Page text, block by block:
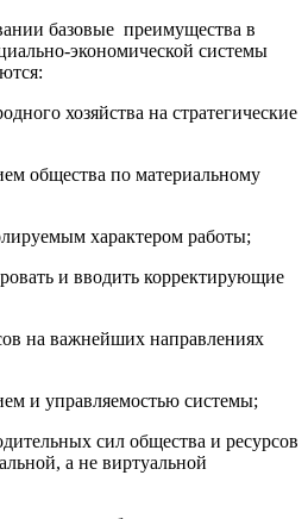
базовые преимущества в
экономической системы
хозяйства на стратегические
общества по материальному
характером работы;
и вводить корректирующие
на важнейших направлениях
и управляемостью системы;
сил общества и ресурсов
а не виртуальной